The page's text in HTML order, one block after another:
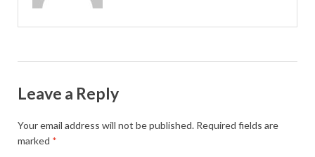
Leave a Reply
Your email address will not be published. Required fields are
marked *